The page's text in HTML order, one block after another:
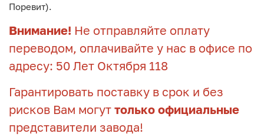
Поревит).
Внимание! Не отправляйте оплату
переводом, оплачивайте у нас в офисе по
адресу: 50 Лет Октября 118
Гарантировать поставку в срок и без
рисков Вам могут только официальные
представители завода!